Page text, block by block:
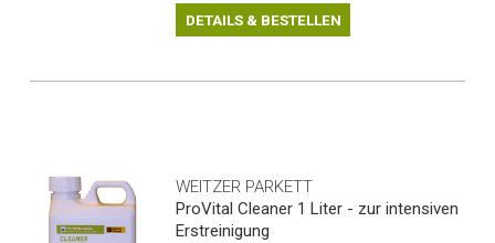
DETAILS & BESTELLEN
WEITZER PARKETT
ProVital Cleaner 1 Liter - zur intensiven
Erstreinigung